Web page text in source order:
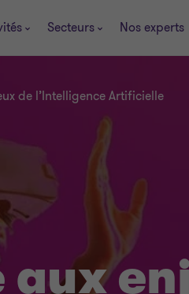
Secteurs Nos experts
de l’Intelligence Artificielle
aux